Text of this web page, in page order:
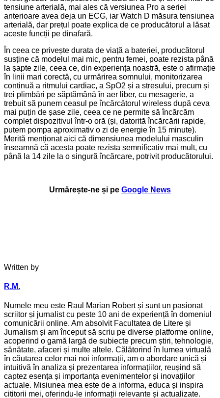
tensiune arterială, mai ales că versiunea Pro a seriei
anterioare avea deja un ECG, iar Watch D măsura tensiunea
arterială, dar prețul poate explica de ce producătorul a lăsat
aceste funcții pe dinafară.
În ceea ce privește durata de viață a bateriei, producătorul
susține că modelul mai mic, pentru femei, poate rezista până
la șapte zile, ceea ce, din experiența noastră, este o afirmație
în linii mari corectă, cu urmărirea somnului, monitorizarea
continuă a ritmului cardiac, a SpO2 și a stresului, precum și
trei plimbări pe săptămână în aer liber, cu mesagerie, a
trebuit să punem ceasul pe încărcătorul wireless după ceva
mai puțin de șase zile, ceea ce ne permite să încărcăm
complet dispozitivul într-o oră (și, datorită încărcării rapide,
putem pompa aproximativ o zi de energie în 15 minute).
Merită menționat aici că dimensiunea modelului masculin
înseamnă că acesta poate rezista semnificativ mai mult, cu
până la 14 zile la o singură încărcare, potrivit producătorului.
Urmărește-ne și pe Google News
Written by
R.M.
Numele meu este Raul Marian Robert și sunt un pasionat
scriitor și jurnalist cu peste 10 ani de experiență în domeniul
comunicării online. Am absolvit Facultatea de Litere și
Jurnalism și am început să scriu pe diverse platforme online,
acoperind o gamă largă de subiecte precum știri, tehnologie,
sănătate, afaceri și multe altele. Călătorind în lumea virtuală
în căutarea celor mai noi informații, am o abordare unică și
intuitivă în analiza și prezentarea informațiilor, reușind să
captez esența și importanța evenimentelor și inovațiilor
actuale. Misiunea mea este de a informa, educa și inspira
cititorii mei, oferindu-le informații relevante și actualizate.